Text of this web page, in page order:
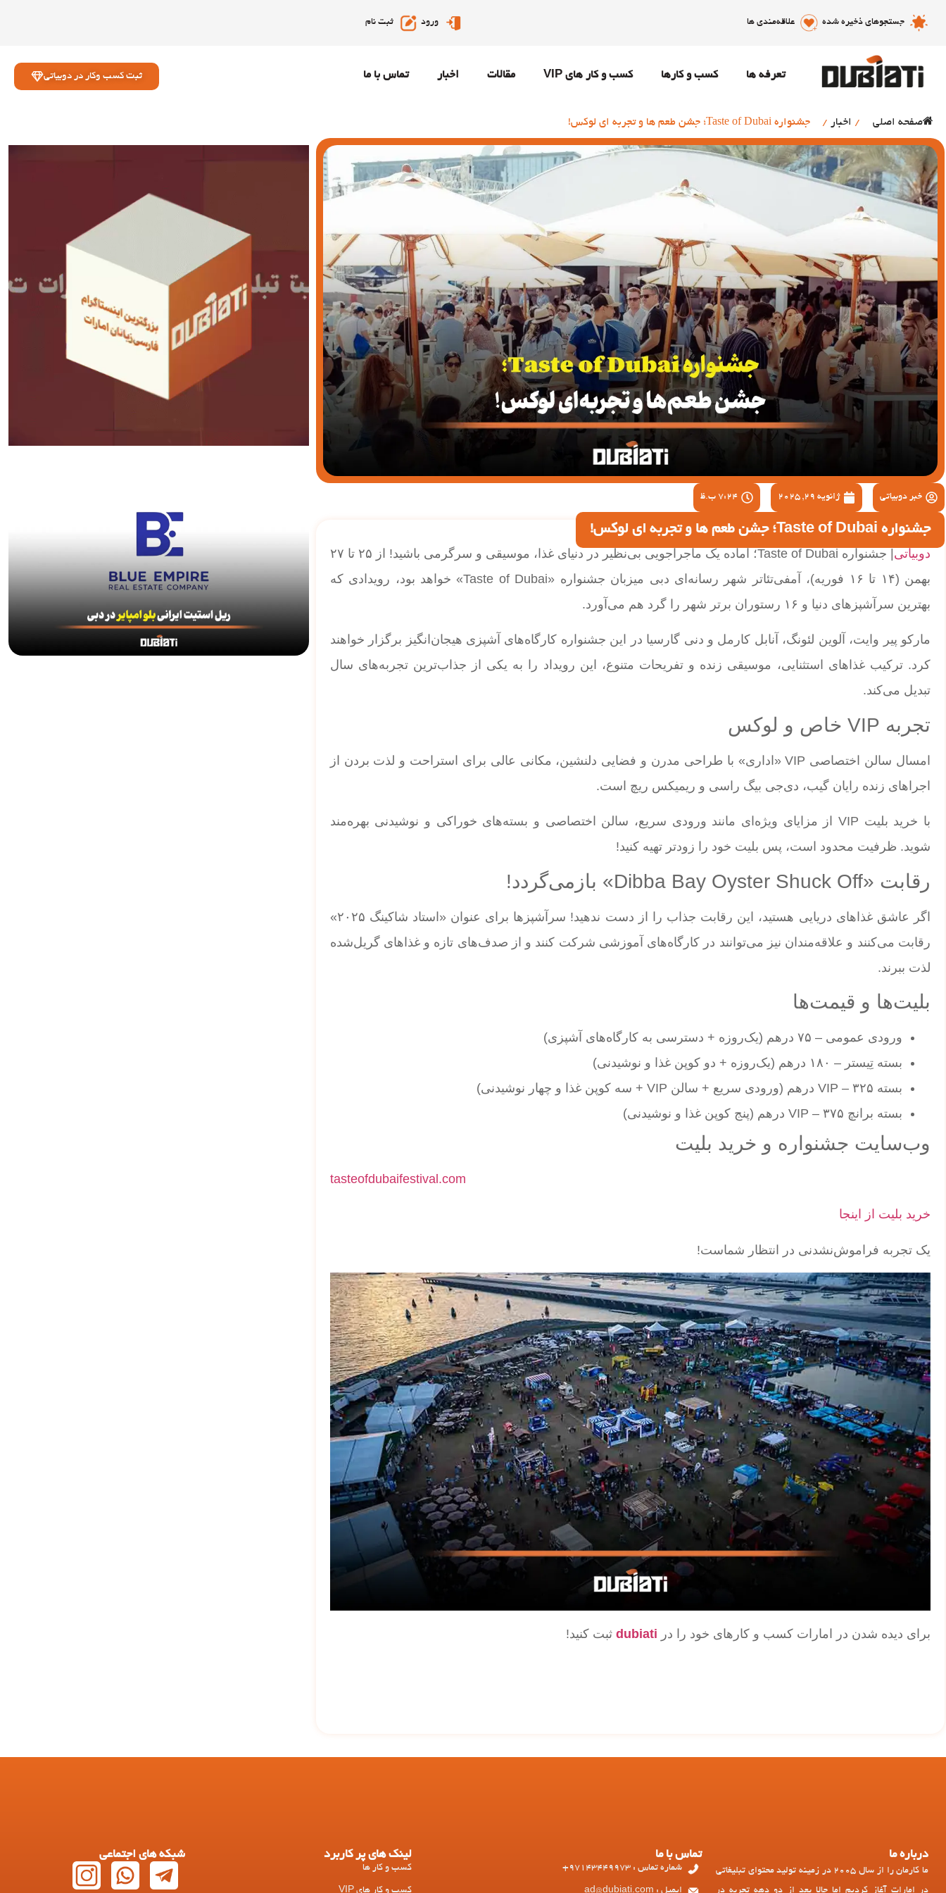
جستجوهای ذخیره شده علاقه‌مندی ها ورود ثبت نام
تعرفه ها کسب و کارها کسب و کار های VIP مقالات اخبار تماس با ما ثبت کسب وکار در دوبیاتی
صفحه اصلی / اخبار / جشنواره Taste of Dubai؛ جشن طعم ها و تجربه ای لوکس!
خبر دوبیاتی ژانویه 29, 2025 7:24 ب.ظ
جشنواره Taste of Dubai؛ جشن طعم ها و تجربه ای لوکس!
دوبیاتی
| جشنواره Taste of Dubai؛ آماده یک ماجراجویی بی‌نظیر در دنیای غذا، موسیقی و سرگرمی باشید! از ۲۵ تا ۲۷
بهمن (۱۴ تا ۱۶ فوریه)، آمفی‌تئاتر شهر رسانه‌ای دبی میزبان جشنواره «Taste of Dubai» خواهد بود، رویدادی که
بهترین سرآشپزهای دنیا و ۱۶ رستوران برتر شهر را گرد هم می‌آورد.
مارکو پیر وایت، آلوین لئونگ، آنابل کارمل و دنی گارسیا در این جشنواره کارگاه‌های آشپزی هیجان‌انگیز برگزار خواهند
کرد. ترکیب غذاهای استثنایی، موسیقی زنده و تفریحات متنوع، این رویداد را به یکی از جذاب‌ترین تجربه‌های سال
تبدیل می‌کند.
تجربه VIP خاص و لوکس
امسال سالن اختصاصی VIP «اداری» با طراحی مدرن و فضایی دلنشین، مکانی عالی برای استراحت و لذت بردن از
اجراهای زنده رایان گیب، دی‌جی بیگ راسی و ریمیکس ریچ است.
با خرید بلیت VIP از مزایای ویژه‌ای مانند ورودی سریع، سالن اختصاصی و بسته‌های خوراکی و نوشیدنی بهره‌مند
شوید. ظرفیت محدود است، پس بلیت خود را زودتر تهیه کنید!
رقابت «Dibba Bay Oyster Shuck Off» بازمی‌گردد!
اگر عاشق غذاهای دریایی هستید، این رقابت جذاب را از دست ندهید! سرآشپزها برای عنوان «استاد شاکینگ ۲۰۲۵»
رقابت می‌کنند و علاقه‌مندان نیز می‌توانند در کارگاه‌های آموزشی شرکت کنند و از صدف‌های تازه و غذاهای گریل‌شده
لذت ببرند.
بلیت‌ها و قیمت‌ها
ورودی عمومی – ۷۵ درهم (یک‌روزه + دسترسی به کارگاه‌های آشپزی)
بسته تِیستر – ۱۸۰ درهم (یک‌روزه + دو کوپن غذا و نوشیدنی)
بسته VIP – ۳۲۵ درهم (ورودی سریع + سالن VIP + سه کوپن غذا و چهار نوشیدنی)
بسته برانچ VIP – ۳۷۵ درهم (پنج کوپن غذا و نوشیدنی)
وب‌سایت جشنواره و خرید بلیت
tasteofdubaifestival.com
خرید بلیت از اینجا
یک تجربه فراموش‌نشدنی در انتظار شماست!
برای دیده شدن در امارات کسب و کارهای خود را در dubiati ثبت کنید!
درباره ما
ما کارمان را از سال 2005 در زمینه تولید محتوای تبلیغاتی
تماس با ما
شماره تماس : 97143449973+
لینک های پر کاربرد
کسب و کار ها
شبکه های اجتماعی